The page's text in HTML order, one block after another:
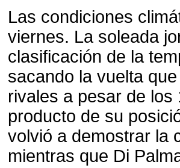
Las condiciones
viernes. La soleada
clasificación de la
sacando la vuelta
rivales a pesar de
producto de su
volvió a demostrar la
mientras que Di